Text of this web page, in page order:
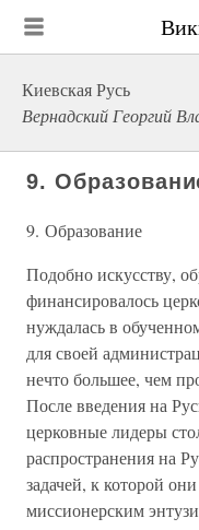
Киевская Русь
Вернадский Георгий
9.
9. Образование
Подобно искусству,
финансировалось
нуждалась в
для своей
нечто большее, чем
После введения на
церковные лидеры
распространения на
задачей, к которой
миссионерским